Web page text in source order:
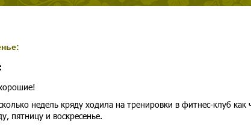
недель кряду ходила на тренировки в фитнес-клуб
пятницу и воскресенье.